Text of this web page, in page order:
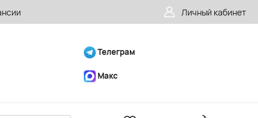
Личный кабинет
Телеграм
Макс